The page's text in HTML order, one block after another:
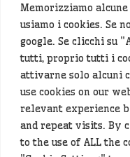
Memorizziamo
usiamo i cookies. Se
google. Se clicchi su
tutti, proprio tutti i
attivarne solo alcuni
use cookies on our
relevant experience
and repeat visits. By
to the use of ALL the
Siamo attenti a non
d’immagine. Se un
richiederne la
messaggio).
Alcuni articoli sono
l'intelligenza
provenienti da fonti
locale. Prima della